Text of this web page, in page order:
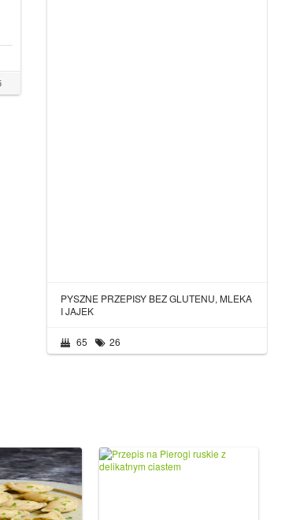
PYSZNE PRZEPISY BEZ GLUTENU, MLEKA
I JAJEK
65 26